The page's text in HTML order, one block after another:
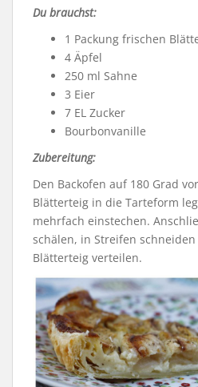
Du brauchst:
1 Packung frischen
4 Äpfel
250 ml Sahne
3 Eier
7 EL Zucker
Bourbonvanille
Zubereitung:
Den Backofen auf 180 Grad
Blätterteig in die Tarteform
mehrfach einstechen.
schälen, in Streifen
Blätterteig verteilen.